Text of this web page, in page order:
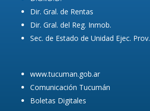
Dir. Gral. de Rentas
Dir. Gral. del Reg. Inmob.
Sec. de Estado de Unidad Ejec. Prov.
www.tucuman.gob.ar
Comunicación Tucumán
Boletas Digitales